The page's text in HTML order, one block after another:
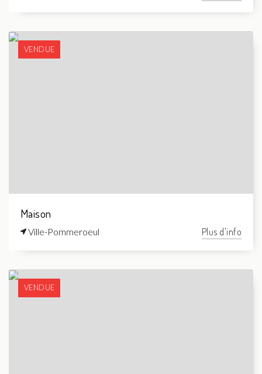
VENDUE
Maison
Ville-Pommeroeul Plus d'info
VENDUE